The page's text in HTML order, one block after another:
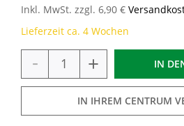
Inkl. MwSt. zzgl. 6,90 €
Lieferzeit ca. 4 Wochen
- + IN
IN IHREM CENTRUM